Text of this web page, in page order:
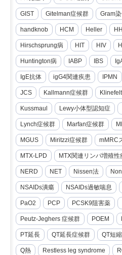
GIST Gitelman症候群 Gram
handknob HCM Heller
Hirschsprung病 HIT HIV
Huntington病 IABP IBS
IgE抗体 igG4関連疾患 IPMN
JCS Kallmann症候群
Kussmaul Lewy小体型認知症
Lynch症候群 Marfan症候群
MGUS Miritzzi症候群 mMRC
MTX-LPD MTX関連リンパ増殖性
NERD NET Nissen法
NSAIDs潰瘍 NSAIDs過敏喘息
PaO2 PCP PCSK9阻害薬
Peutz-Jeghers 症候群 POEM
PT延長 QT延長症候群 QT短縮
Q熱 Restless leg syndrome